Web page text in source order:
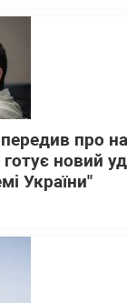
про
новий
України"